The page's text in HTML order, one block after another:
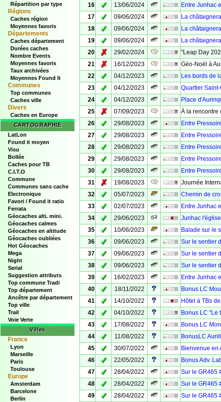
Répartition par type
Régions
Caches région
Moyennes favoris
Départements
Caches département
Durées caches
Nombre Events
Moyennes favoris
Taux archivées
Moyennes Found It
Communes
Top communes
Caches ville
Divers
Caches en Europe
CARTOGRAPHIE
LatLon
Found it moyen
Visu
Bollée
Caches pour TB
C.I.T.O
Commune
Communes sans cache
Electronique
Favori / Found it ratio
Ferrata
Géocaches alti. mini.
Géocaches calmes
Géocaches en altitude
Géocaches oubliées
Hot Géocaches
Mega
Night
Serial
Suggestion attributs
Top commune Tradi
Top département
Ancêtre par département
Top ville
Trail
Voie Verte
Villes
France
Lyon
Marseille
Paris
Toulouse
Europe
Amsterdam
Barcelone
Berlin
16
✓ 13/06/2024
Entre Junhac
17
✓ 09/06/2024
La
18
✓ 09/06/2024
La
19
✓ 09/06/2024
La
20
✗ 29/02/2024
"Leap Day
21
✗ 16/12/2023
Géo-Noël à
22
✓ 04/12/2023
Les bords de
23
✓ 04/12/2023
Quartier
24
✓ 04/12/2023
Place
25
✗ 07/09/2023
À la rencontre
26
✓ 29/08/2023
Entre
27
✓ 29/08/2023
Entre
28
✓ 29/08/2023
Entre
29
✓ 29/08/2023
Entre
30
✓ 29/08/2023
Entre
31
✗ 19/08/2023
Journée
32
✓ 05/07/2023
Chemin de
33
✓ 02/07/2023
Entre Junhac
34
✓ 29/06/2023
Junhac
35
✓ 10/06/2023
Balade sur le
36
✓ 09/06/2023
Sur le sentier
37
✓ 09/06/2023
Sur le sentier
38
✓ 09/06/2023
Sur le sentier
39
✓ 16/02/2023
Entre Junhac
40
✓ 18/11/2022
Bonus LC
41
✓ 14/10/2022
Hôtel à TBs
42
✓ 04/10/2022
Bonus LC "Le
43
✓ 17/08/2022
Bonus LC
44
✓ 11/08/2022
BonusLC
45
✓ 30/07/2022
Bienvenue en
46
✓ 22/05/2022
Bonus Adv.
47
✓ 28/04/2022
Sur le GR465
48
✓ 28/04/2022
Sur le GR465
49
✓ 28/04/2022
Sur le GR465